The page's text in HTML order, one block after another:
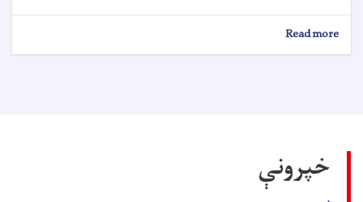
Read more
د
خپرونې